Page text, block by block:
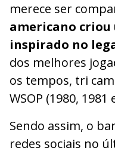
merece ser
americano
inspirado no
dos melhores
os tempos, tri
WSOP (1980, 1981
Sendo assim, o
redes sociais no